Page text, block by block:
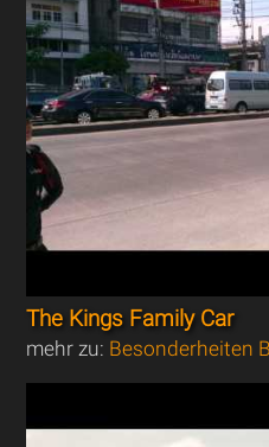
The Kings Family Car
mehr zu: Besonderheiten